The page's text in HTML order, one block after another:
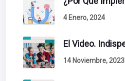
4 Enero, 2024
14 Noviembre, 2023